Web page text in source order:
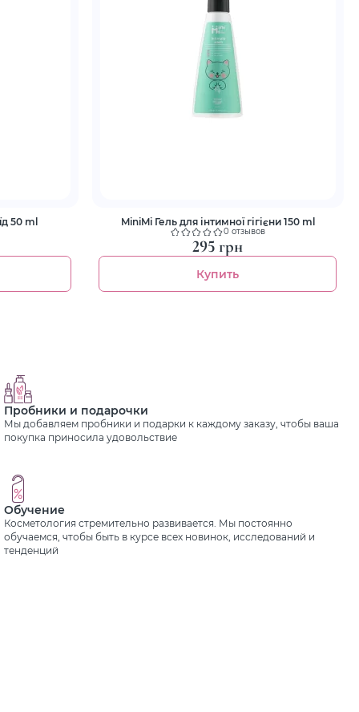
50 ml MiniMi Гель для інтимної гігієни 150 ml
0 отзывов
295 грн
Купить
Пробники и подарочки
Мы добавляем пробники и подарки к каждому заказу, чтобы ваша
покупка приносила удовольствие
Обучение
Косметология стремительно развивается. Мы постоянно
обучаемся, чтобы быть в курсе всех новинок, исследований и
тенденций